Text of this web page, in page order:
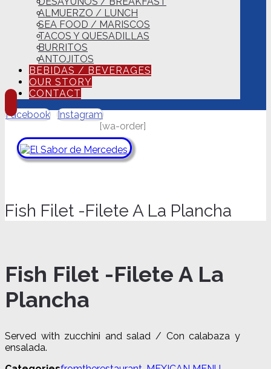
ALMUERZO / LUNCH
SEA FOOD / MARISCOS
TACOS Y QUESADILLAS
BURRITOS
ANTOJITOS
BEBIDAS / BEVERAGES
OUR STORY
CONTACT
Facebook
Instagram
[wa-order]
Fish Filet -Filete A La Plancha
Fish Filet -Filete A La
Plancha
Served with zucchini and salad / Con calabaza y
ensalada.